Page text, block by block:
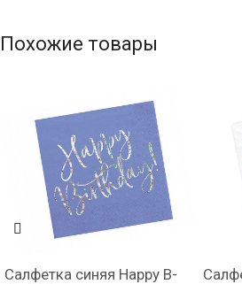
Похожие товары
Салфетка синяя Happy B-